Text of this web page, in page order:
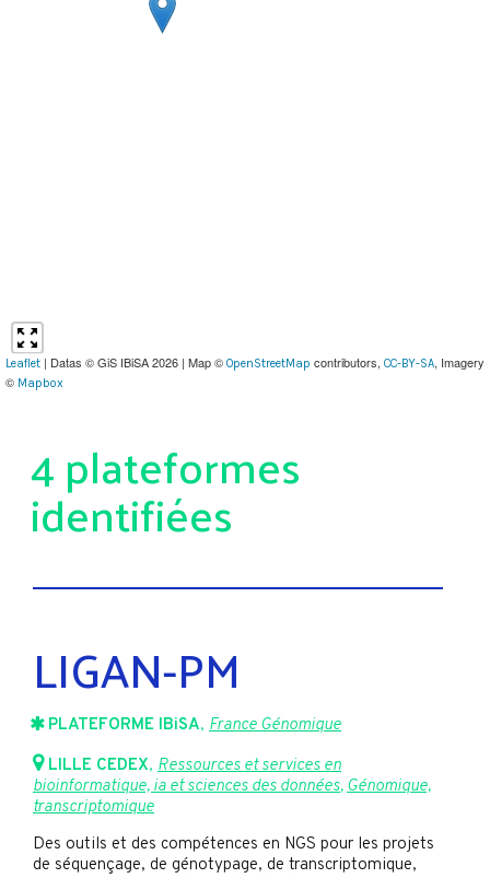
Leaflet | Datas © GiS IBiSA 2026 | Map © OpenStreetMap contributors, CC-BY-SA, Imagery
© Mapbox
4 plateformes
identifiées
LIGAN-PM
PLATEFORME IBiSA, France Génomique
LILLE CEDEX, Ressources et services en
bioinformatique, ia et sciences des données,Génomique,
transcriptomique
Des outils et des compétences en NGS pour les projets
de séquençage, de génotypage, de transcriptomique,